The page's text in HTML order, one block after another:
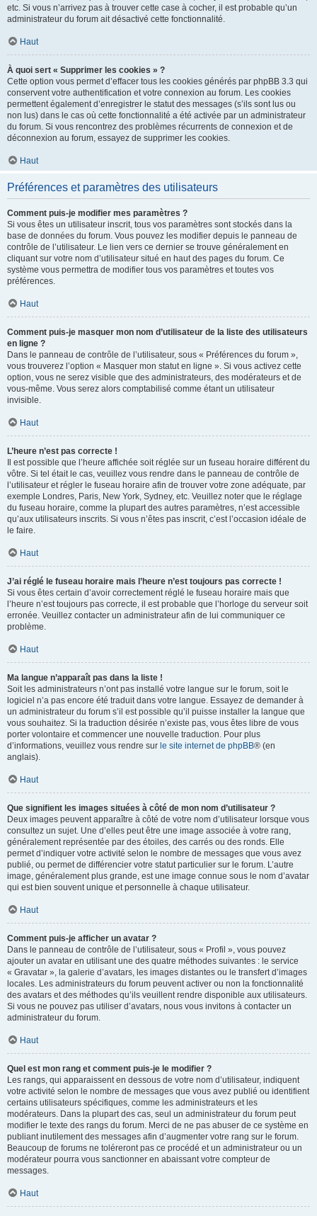
etc. Si vous n’arrivez pas à trouver cette case à cocher, il est probable qu’un
administrateur du forum ait désactivé cette fonctionnalité.
Haut
À quoi sert « Supprimer les cookies » ?
Cette option vous permet d’effacer tous les cookies générés par phpBB 3.3 qui
conservent votre authentification et votre connexion au forum. Les cookies
permettent également d’enregistrer le statut des messages (s’ils sont lus ou
non lus) dans le cas où cette fonctionnalité a été activée par un administrateur
du forum. Si vous rencontrez des problèmes récurrents de connexion et de
déconnexion au forum, essayez de supprimer les cookies.
Haut
Préférences et paramètres des utilisateurs
Comment puis-je modifier mes paramètres ?
Si vous êtes un utilisateur inscrit, tous vos paramètres sont stockés dans la
base de données du forum. Vous pouvez les modifier depuis le panneau de
contrôle de l’utilisateur. Le lien vers ce dernier se trouve généralement en
cliquant sur votre nom d’utilisateur situé en haut des pages du forum. Ce
système vous permettra de modifier tous vos paramètres et toutes vos
préférences.
Haut
Comment puis-je masquer mon nom d’utilisateur de la liste des utilisateurs
en ligne ?
Dans le panneau de contrôle de l’utilisateur, sous « Préférences du forum »,
vous trouverez l’option « Masquer mon statut en ligne ». Si vous activez cette
option, vous ne serez visible que des administrateurs, des modérateurs et de
vous-même. Vous serez alors comptabilisé comme étant un utilisateur
invisible.
Haut
L’heure n’est pas correcte !
Il est possible que l’heure affichée soit réglée sur un fuseau horaire différent du
vôtre. Si tel était le cas, veuillez vous rendre dans le panneau de contrôle de
l’utilisateur et régler le fuseau horaire afin de trouver votre zone adéquate, par
exemple Londres, Paris, New York, Sydney, etc. Veuillez noter que le réglage
du fuseau horaire, comme la plupart des autres paramètres, n’est accessible
qu’aux utilisateurs inscrits. Si vous n’êtes pas inscrit, c’est l’occasion idéale de
le faire.
Haut
J’ai réglé le fuseau horaire mais l’heure n’est toujours pas correcte !
Si vous êtes certain d’avoir correctement réglé le fuseau horaire mais que
l’heure n’est toujours pas correcte, il est probable que l’horloge du serveur soit
erronée. Veuillez contacter un administrateur afin de lui communiquer ce
problème.
Haut
Ma langue n’apparaît pas dans la liste !
Soit les administrateurs n’ont pas installé votre langue sur le forum, soit le
logiciel n’a pas encore été traduit dans votre langue. Essayez de demander à
un administrateur du forum s’il est possible qu’il puisse installer la langue que
vous souhaitez. Si la traduction désirée n’existe pas, vous êtes libre de vous
porter volontaire et commencer une nouvelle traduction. Pour plus
d’informations, veuillez vous rendre sur le site internet de phpBB® (en
anglais).
Haut
Que signifient les images situées à côté de mon nom d’utilisateur ?
Deux images peuvent apparaître à côté de votre nom d’utilisateur lorsque vous
consultez un sujet. Une d’elles peut être une image associée à votre rang,
généralement représentée par des étoiles, des carrés ou des ronds. Elle
permet d’indiquer votre activité selon le nombre de messages que vous avez
publié, ou permet de différencier votre statut particulier sur le forum. L’autre
image, généralement plus grande, est une image connue sous le nom d’avatar
qui est bien souvent unique et personnelle à chaque utilisateur.
Haut
Comment puis-je afficher un avatar ?
Dans le panneau de contrôle de l’utilisateur, sous « Profil », vous pouvez
ajouter un avatar en utilisant une des quatre méthodes suivantes : le service
« Gravatar », la galerie d’avatars, les images distantes ou le transfert d’images
locales. Les administrateurs du forum peuvent activer ou non la fonctionnalité
des avatars et des méthodes qu’ils veuillent rendre disponible aux utilisateurs.
Si vous ne pouvez pas utiliser d’avatars, nous vous invitons à contacter un
administrateur du forum.
Haut
Quel est mon rang et comment puis-je le modifier ?
Les rangs, qui apparaissent en dessous de votre nom d’utilisateur, indiquent
votre activité selon le nombre de messages que vous avez publié ou identifient
certains utilisateurs spécifiques, comme les administrateurs et les
modérateurs. Dans la plupart des cas, seul un administrateur du forum peut
modifier le texte des rangs du forum. Merci de ne pas abuser de ce système en
publiant inutilement des messages afin d’augmenter votre rang sur le forum.
Beaucoup de forums ne toléreront pas ce procédé et un administrateur ou un
modérateur pourra vous sanctionner en abaissant votre compteur de
messages.
Haut